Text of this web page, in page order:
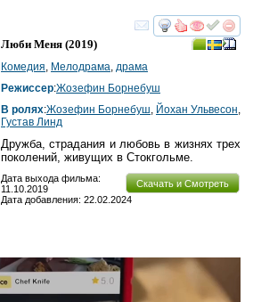
смотреть
Люби Меня (2019)
Комедия Мелодрама драма
Режиссер:Жозефин Борнебуш
В ролях:Жозефин Борнебуш Йохан Ульвесон
Густав Линд
Дружба, страдания и любовь в жизнях трех
поколений, живущих в Стокгольме.
Скачать и Смотреть
Дата выхода фильма:
11.10.2019
Дата добавления: 22.02.2024